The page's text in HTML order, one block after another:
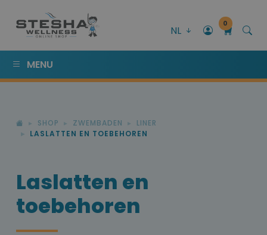
NL
0
MENU
SHOP ZWEMBADEN
LINER
LASLATTEN EN TOEBEHOREN
Laslatten en
toebehoren